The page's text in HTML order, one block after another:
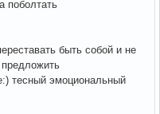
поболтать
быть собой и не
тесный эмоциональный